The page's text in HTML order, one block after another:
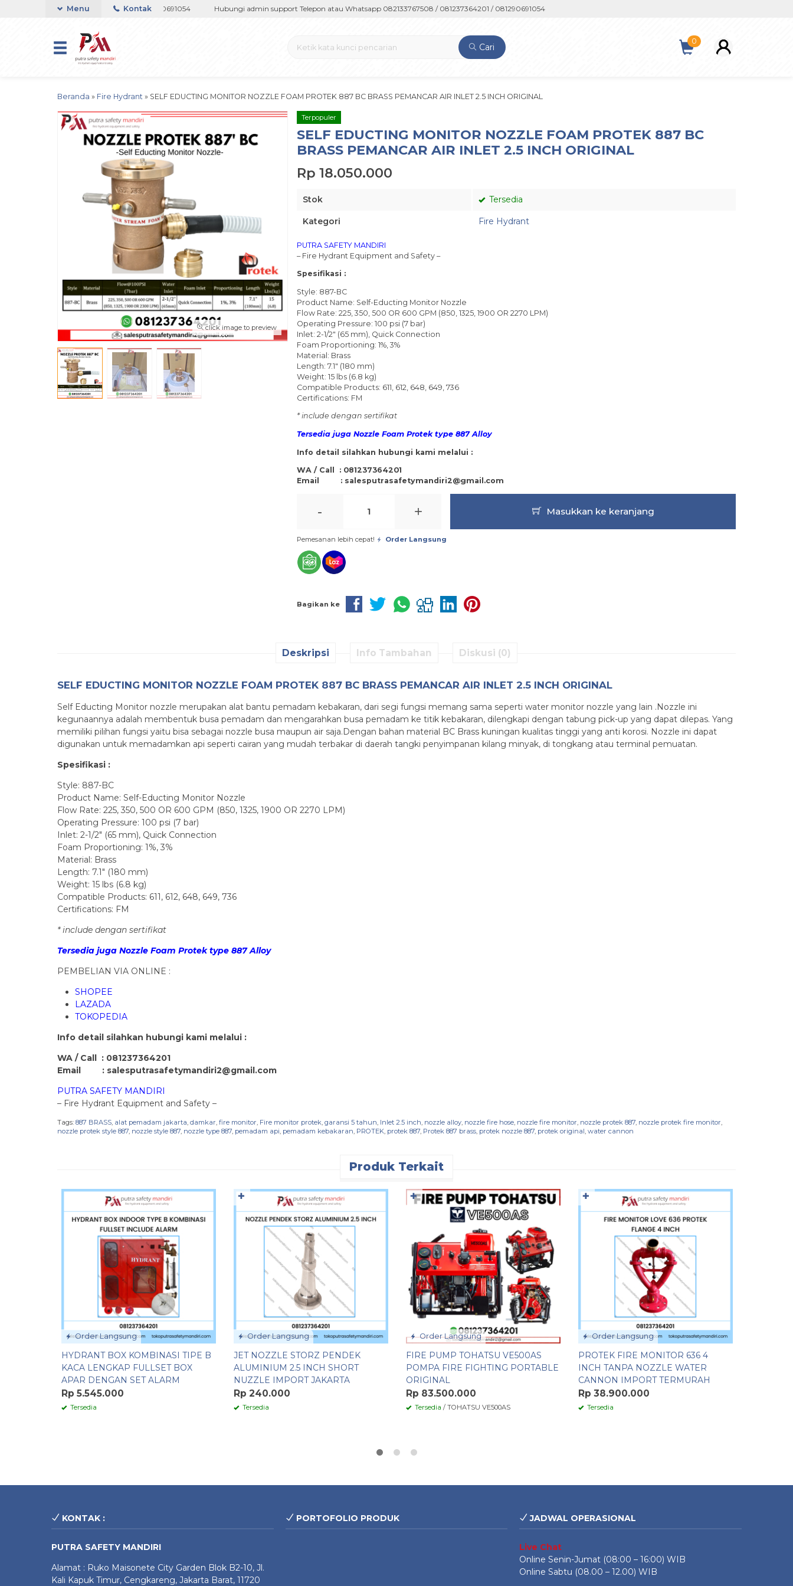
/ 081237364201 / 081290691054 Hubungi admin support Telepon atau Whatsapp 082133767508 / 081237364201 / 081290691054
Menu Kontak
Cari
0
Beranda » Fire Hydrant » SELF EDUCTING MONITOR NOZZLE FOAM PROTEK 887 BC BRASS PEMANCAR AIR INLET 2.5 INCH ORIGINAL
click image to preview
Terpopuler
SELF EDUCTING MONITOR NOZZLE FOAM PROTEK 887 BC
BRASS PEMANCAR AIR INLET 2.5 INCH ORIGINAL
Rp 18.050.000
Stok Tersedia
Kategori Fire Hydrant
PUTRA SAFETY MANDIRI
– Fire Hydrant Equipment and Safety –
Spesifikasi :
Style: 887-BC
Product Name: Self-Educting Monitor Nozzle
Flow Rate: 225, 350, 500 OR 600 GPM (850, 1325, 1900 OR 2270 LPM)
Operating Pressure: 100 psi (7 bar)
Inlet: 2-1/2" (65 mm), Quick Connection
Foam Proportioning: 1%, 3%
Material: Brass
Length: 7.1" (180 mm)
Weight: 15 lbs (6.8 kg)
Compatible Products: 611, 612, 648, 649, 736
Certifications: FM
* include dengan sertifikat
Tersedia juga Nozzle Foam Protek type 887 Alloy
Info detail silahkan hubungi kami melalui :
WA / Call : 081237364201
Email : salesputrasafetymandiri2@gmail.com
- + Masukkan ke keranjang
Pemesanan lebih cepat! Order Langsung
Bagikan ke
Deskripsi Info Tambahan Diskusi (0)
SELF EDUCTING MONITOR NOZZLE FOAM PROTEK 887 BC BRASS PEMANCAR AIR INLET 2.5 INCH ORIGINAL
Self Educting Monitor nozzle merupakan alat bantu pemadam kebakaran, dari segi fungsi memang sama seperti water monitor nozzle yang lain .Nozzle ini
kegunaannya adalah membentuk busa pemadam dan mengarahkan busa pemadam ke titik kebakaran, dilengkapi dengan tabung pick-up yang dapat dilepas. Yang
memiliki pilihan fungsi yaitu bisa sebagai nozzle busa maupun air saja.Dengan bahan material BC Brass kuningan kualitas tinggi yang anti korosi. Nozzle ini dapat
digunakan untuk memadamkan api seperti cairan yang mudah terbakar di daerah tangki penyimpanan kilang minyak, di tongkang atau terminal pemuatan.
Spesifikasi :
Style: 887-BC
Product Name: Self-Educting Monitor Nozzle
Flow Rate: 225, 350, 500 OR 600 GPM (850, 1325, 1900 OR 2270 LPM)
Operating Pressure: 100 psi (7 bar)
Inlet: 2-1/2″ (65 mm), Quick Connection
Foam Proportioning: 1%, 3%
Material: Brass
Length: 7.1″ (180 mm)
Weight: 15 lbs (6.8 kg)
Compatible Products: 611, 612, 648, 649, 736
Certifications: FM
* include dengan sertifikat
Tersedia juga Nozzle Foam Protek type 887 Alloy
PEMBELIAN VIA ONLINE :
SHOPEE
LAZADA
TOKOPEDIA
Info detail silahkan hubungi kami melalui :
WA / Call : 081237364201
Email : salesputrasafetymandiri2@gmail.com
PUTRA SAFETY MANDIRI
– Fire Hydrant Equipment and Safety –
Tags: 887 BRASS, alat pemadam jakarta, damkar, fire monitor, Fire monitor protek, garansi 5 tahun, Inlet 2.5 inch, nozzle alloy, nozzle fire hose, nozzle fire monitor, nozzle protek 887, nozzle protek fire monitor,
nozzle protek style 887, nozzle style 887, nozzle type 887, pemadam api, pemadam kebakaran, PROTEK, protek 887, Protek 887 brass, protek nozzle 887, protek original, water cannon
Produk Terkait
Order Langsung
HYDRANT BOX KOMBINASI TIPE B
KACA LENGKAP FULLSET BOX
APAR DENGAN SET ALARM
Rp 5.545.000
Tersedia
Order Langsung
JET NOZZLE STORZ PENDEK
ALUMINIUM 2.5 INCH SHORT
NUZZLE IMPORT JAKARTA
Rp 240.000
Tersedia
✚
Order Langsung
FIRE PUMP TOHATSU VE500AS
POMPA FIRE FIGHTING PORTABLE
ORIGINAL
Rp 83.500.000
Tersedia / TOHATSU VE500AS
✚
Order Langsung
PROTEK FIRE MONITOR 636 4
INCH TANPA NOZZLE WATER
CANNON IMPORT TERMURAH
Rp 38.900.000
Tersedia
✚
KONTAK :
PUTRA SAFETY MANDIRI
Alamat : Ruko Maisonete City Garden Blok B2-10, Jl.
Kali Kapuk Timur, Cengkareng, Jakarta Barat, 11720
PORTOFOLIO PRODUK JADWAL OPERASIONAL
Live Chat
Online Senin-Jumat (08:00 – 16:00) WIB
Online Sabtu (08.00 – 12.00) WIB